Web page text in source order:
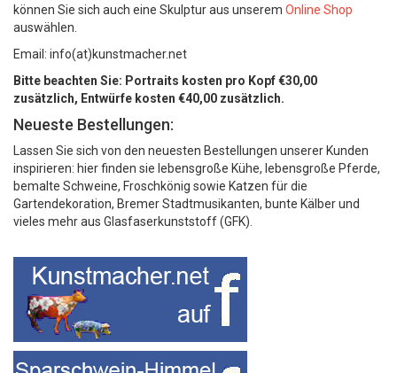
können Sie sich auch eine Skulptur aus unserem Online Shop
auswählen.
Email: info(at)kunstmacher.net
Bitte beachten Sie: Portraits kosten pro Kopf €30,00
zusätzlich, Entwürfe kosten €40,00 zusätzlich.
Neueste Bestellungen:
Lassen Sie sich von den neuesten Bestellungen unserer Kunden
inspirieren: hier finden sie lebensgroße Kühe, lebensgroße Pferde,
bemalte Schweine, Froschkönig sowie Katzen für die
Gartendekoration, Bremer Stadtmusikanten, bunte Kälber und
vieles mehr aus Glasfaserkunststoff (GFK).